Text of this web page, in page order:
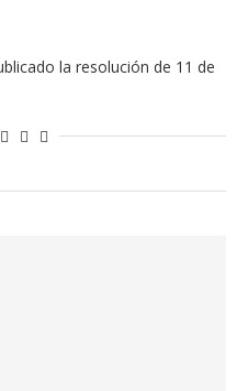
la resolución de 11 de